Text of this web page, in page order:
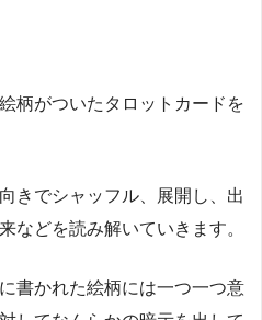
柄がついたタロットカードを
きでシャッフル、展開し、出
などを読み解いていきます。
書かれた絵柄には一つ一つ意